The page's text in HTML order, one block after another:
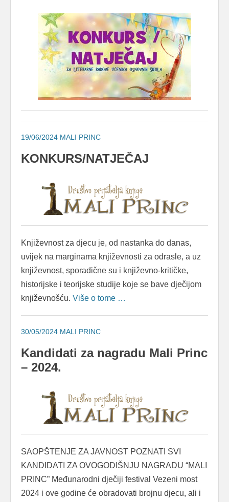
19/06/2024 MALI PRINC
KONKURS/NATJEČAJ
Književnost za djecu je, od nastanka do danas,
uvijek na marginama književnosti za odrasle, a uz
književnost, sporadične su i književno-kritičke,
historijske i teorijske studije koje se bave dječijom
književnošću. Više o tome …
30/05/2024 MALI PRINC
Kandidati za nagradu Mali Princ
– 2024.
SAOPŠTENJE ZA JAVNOST POZNATI SVI
KANDIDATI ZA OVOGODIŠNJU NAGRADU “MALI
PRINC” Međunarodni dječiji festival Vezeni most
2024 i ove godine će obradovati brojnu djecu, ali i